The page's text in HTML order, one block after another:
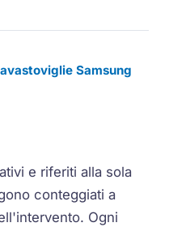
Samsung
e riferiti alla sola
conteggiati a
Ogni